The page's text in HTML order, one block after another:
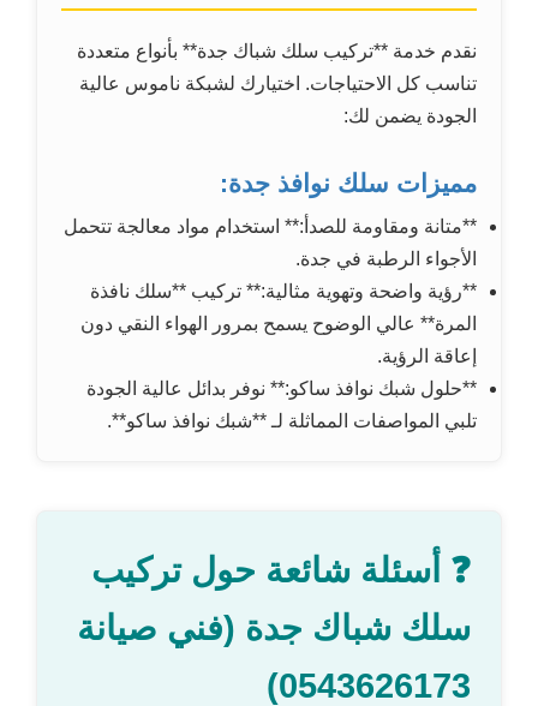
نقدم خدمة **تركيب سلك شباك جدة** بأنواع متعددة
تناسب كل الاحتياجات. اختيارك لشبكة ناموس عالية
الجودة يضمن لك:
مميزات سلك نوافذ جدة:
**متانة ومقاومة للصدأ:** استخدام مواد معالجة تتحمل
الأجواء الرطبة في جدة.
**رؤية واضحة وتهوية مثالية:** تركيب **سلك نافذة
المرة** عالي الوضوح يسمح بمرور الهواء النقي دون
إعاقة الرؤية.
**حلول شبك نوافذ ساكو:** نوفر بدائل عالية الجودة
تلبي المواصفات المماثلة لـ **شبك نوافذ ساكو**.
❓ أسئلة شائعة حول تركيب
سلك شباك جدة (فني صيانة
0543626173)